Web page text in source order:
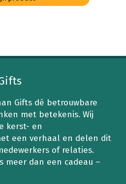
Gifts dé betrouwbare
met betekenis. Wij
kerst- en
een verhaal en delen dit
of relaties.
meer dan een cadeau –